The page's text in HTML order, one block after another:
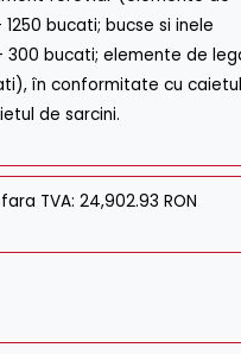
1250 bucati; bucse si inele
300 bucati; elemente de
în conformitate cu
de sarcini.
TVA: 24,902.93 RON